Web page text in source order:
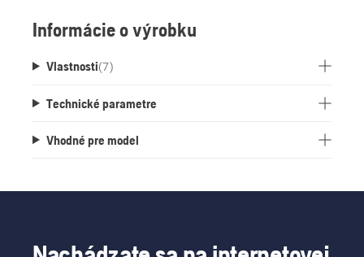
Informácie o výrobku
Vlastnosti(7)
Technické parametre
Vhodné pre model